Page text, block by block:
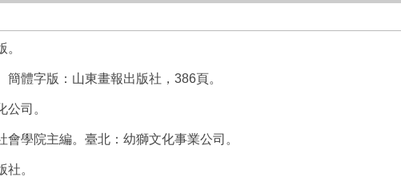
體字版：山東畫報出版社，386頁。
司。
學院主編。臺北：幼獅文化事業公司。
。